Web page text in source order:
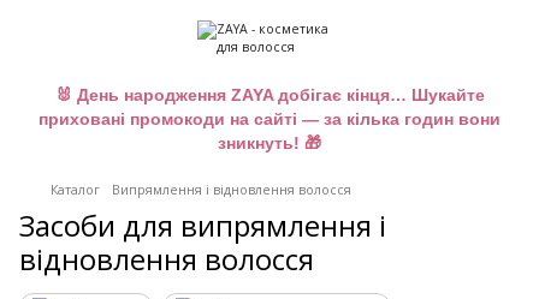
🐰 День народження ZAYA добігає кінця… Шукайте
приховані промокоди на сайті — за кілька годин вони
зникнуть! 🎁
Каталог Випрямлення і відновлення волосся
Засоби для випрямлення і
відновлення волосся